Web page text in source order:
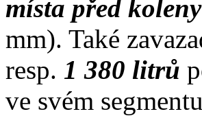
místa před koleny
mm). Také
resp. 1 380 litrů
ve svém